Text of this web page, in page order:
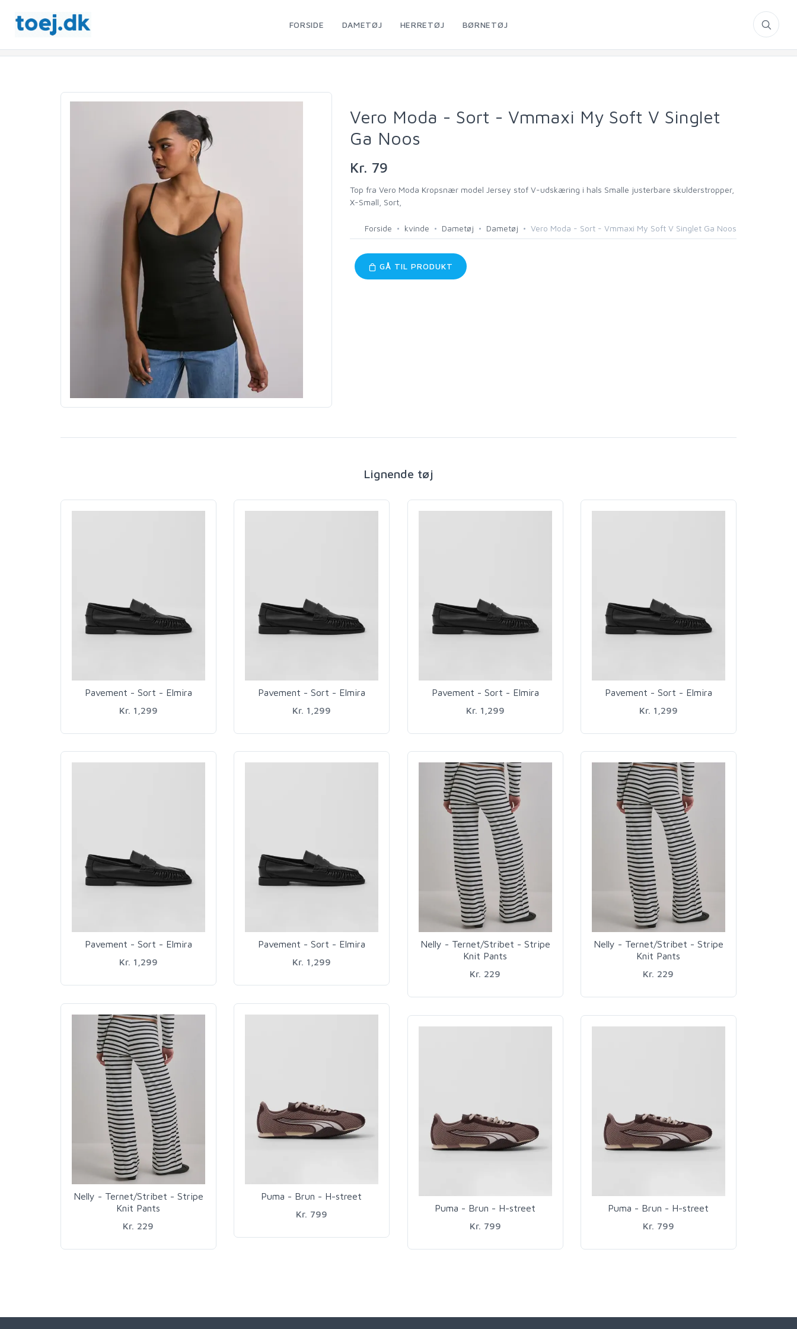
FORSIDE DAMETØJ HERRETØJ BØRNETØJ
Vero Moda - Sort - Vmmaxi My Soft V Singlet
Ga Noos
Kr. 79
Top fra Vero Moda Kropsnær model Jersey stof V-udskæring i hals Smalle justerbare skulderstropper,
X-Small, Sort,
Forside kvinde Dametøj Dametøj Vero Moda - Sort - Vmmaxi My Soft V Singlet Ga Noos
GÅ TIL PRODUKT
Lignende tøj
Pavement - Sort - Elmira
Kr. 1,299
Pavement - Sort - Elmira
Kr. 1,299
Pavement - Sort - Elmira
Kr. 1,299
Pavement - Sort - Elmira
Kr. 1,299
Pavement - Sort - Elmira
Kr. 1,299
Pavement - Sort - Elmira
Kr. 1,299
Nelly - Ternet/Stribet - Stripe
Knit Pants
Kr. 229
Nelly - Ternet/Stribet - Stripe
Knit Pants
Kr. 229
Nelly - Ternet/Stribet - Stripe
Knit Pants
Kr. 229
Puma - Brun - H-street
Kr. 799
Puma - Brun - H-street
Kr. 799
Puma - Brun - H-street
Kr. 799